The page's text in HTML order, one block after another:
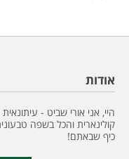
אודות
היי, אני אורי שביט -
קולינארית והכל בשפה
כיף שבאתם!